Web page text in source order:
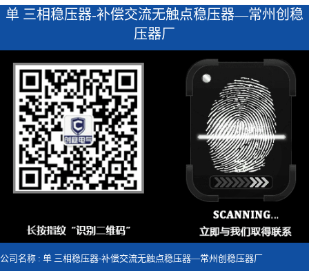
单 三相稳压器-补偿交流无触点稳压器—常州创稳
压器厂
公司名称 : 单 三相稳压器-补偿交流无触点稳压器—常州创稳压器厂